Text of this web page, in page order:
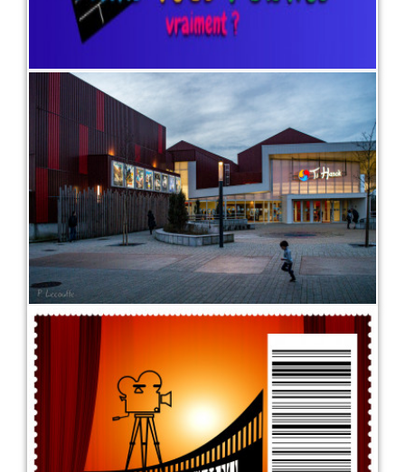
Présentation du ciné en quelques
mots, et quelques images...
1 juin 2022
LIRE PLUS
Vente A Distance (VAD)
5 mai 2022
LIRE PLUS